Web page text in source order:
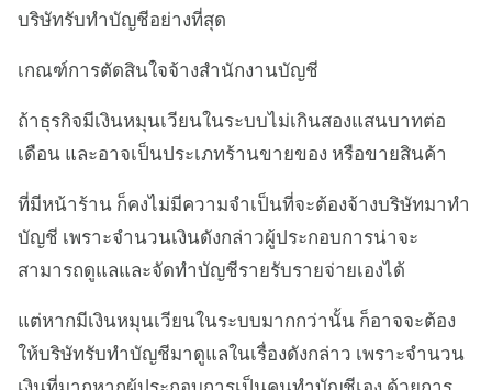
บริษัทรับทำบัญชีอย่างที่สุด
เกณฑ์การตัดสินใจจ้างสำนักงานบัญชี
ถ้าธุรกิจมีเงินหมุนเวียนในระบบไม่เกินสองแสนบาทต่อ
เดือน และอาจเป็นประเภทร้านขายของ หรือขายสินค้า
ที่มีหน้าร้าน ก็คงไม่มีความจำเป็นที่จะต้องจ้างบริษัทมาทำ
บัญชี เพราะจำนวนเงินดังกล่าวผู้ประกอบการน่าจะ
สามารถดูแลและจัดทำบัญชีรายรับรายจ่ายเองได้
แต่หากมีเงินหมุนเวียนในระบบมากกว่านั้น ก็อาจจะต้อง
ให้บริษัทรับทำบัญชีมาดูแลในเรื่องดังกล่าว เพราะจำนวน